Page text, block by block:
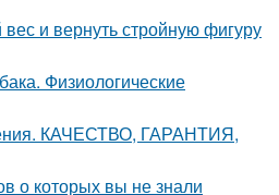
и вернуть стройную фигуру
Физиологические
КАЧЕСТВО, ГАРАНТИЯ,
о которых вы не знали